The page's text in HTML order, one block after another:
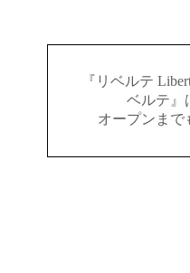
『リベルテ
ベルテ』
オープンまで